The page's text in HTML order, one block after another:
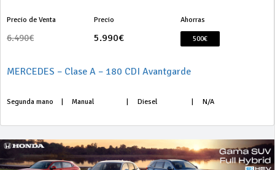
Precio de Venta
6.490€
Precio
5.990€
Ahorras
500€
MERCEDES – Clase A – 180 CDI Avantgarde
Segunda mano Manual Diesel N/A